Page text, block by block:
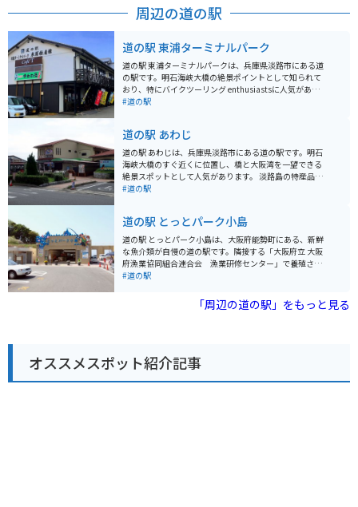
周辺の道の駅
道の駅 東浦ターミナルパーク
道の駅 東浦ターミナルパークは、兵庫県淡路市にある道
の駅です。明石海峡大橋の絶景ポイントとして知られて
おり、特にバイクツーリング enthusiastsに人気があり
ます。 施設内には、地元の特産品を販売するショップや
は、明石海峡大橋や大阪湾を一望できる絶景が広がりま
す。 バイクで訪れる際には、広々とした駐車場があるの
で安心です。ツーリングの休憩場所としてはもちろん、
景色を眺めながらゆっくりと過ごすのもおすすめです。
道の駅 東浦ターミナルパークは、淡路島の魅力を満喫で
#道の駅
道の駅 あわじ
道の駅 あわじは、兵庫県淡路市にある道の駅です。明石
海峡大橋のすぐ近くに位置し、橋と大阪湾を一望できる
絶景スポットとして人気があります。 淡路島の特産品を
販売するショップやレストランがあり、新鮮な海の幸や
芸能に触れることもできます。 バイクで訪れる場合、道
の駅には広い駐車場が完備されているので安心です。明
石海峡大橋を渡る爽快なツーリングの休憩地点としても
最適です。周辺には、淡路島国営明石海峡公園や淡路夢
舞台など、観光スポットも点在しているので、合わせて
#道の駅
道の駅 とっとパーク小島
道の駅 とっとパーク小島は、大阪府能勢町にある、新鮮
な魚介類が自慢の道の駅です。隣接する「大阪府立 大阪
府漁業協同組合連合会 漁業研修センター」で養殖され
た、大阪産である「大阪湾とらふぐ」や、活きの良い魚
ぐのフルコースはもちろんのこと、リーズナブルなとら
ふぐ定食や、新鮮な海の幸を使った丼ぶりや定食を楽し
場で調理してもらうこともできます。 バイクで行く場合
は、道の駅に隣接する無料駐車場を利用できます。周辺
は自然豊かな場所で、ツーリングにもおすすめです。少
#道の駅
「周辺の道の駅」をもっと見る
オススメスポット紹介記事